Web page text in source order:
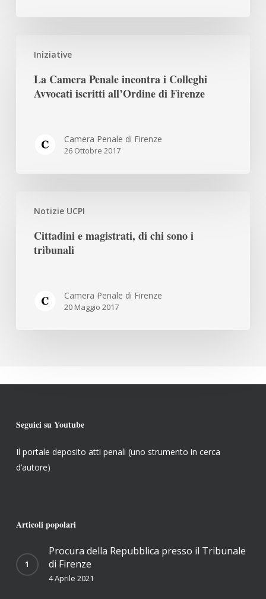
Iniziative
Camera
Penale
incontra
La Camera Penale incontra i Colleghi
Avvocati iscritti all’Ordine di Firenze
Camera Penale di Firenze
26 Ottobre 2017
Notizie UCPI
magistrati,
tribunali
Cittadini e magistrati, di chi sono i
tribunali
Camera Penale di Firenze
20 Maggio 2017
Seguici su Youtube
Il portale deposito atti penali (uno strumento in cerca
d’autore)
Articoli popolari
Procura della Repubblica presso il Tribunale
di Firenze
4 Aprile 2021